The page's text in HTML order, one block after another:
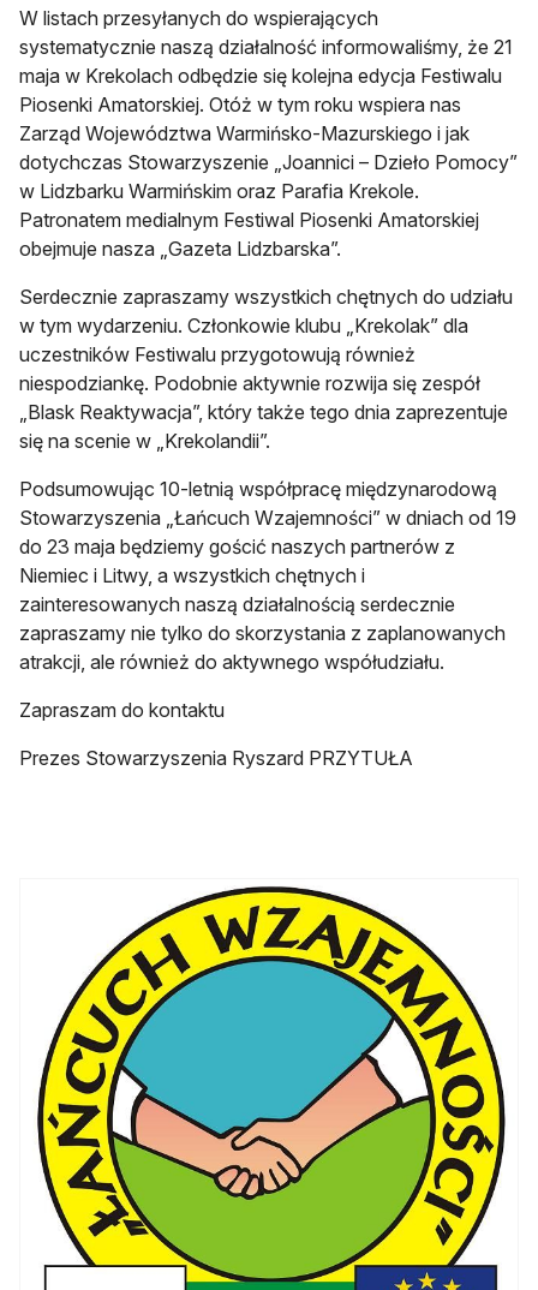
W listach przesyłanych do wspierających
systematycznie naszą działalność informowaliśmy, że 21
maja w Krekolach odbędzie się kolejna edycja Festiwalu
Piosenki Amatorskiej. Otóż w tym roku wspiera nas
Zarząd Województwa Warmińsko-Mazurskiego i jak
dotychczas Stowarzyszenie „Joannici – Dzieło Pomocy”
w Lidzbarku Warmińskim oraz Parafia Krekole.
Patronatem medialnym Festiwal Piosenki Amatorskiej
obejmuje nasza „Gazeta Lidzbarska”.
Serdecznie zapraszamy wszystkich chętnych do udziału
w tym wydarzeniu. Członkowie klubu „Krekolak” dla
uczestników Festiwalu przygotowują również
niespodziankę. Podobnie aktywnie rozwija się zespół
„Blask Reaktywacja”, który także tego dnia zaprezentuje
się na scenie w „Krekolandii”.
Podsumowując 10-letnią współpracę międzynarodową
Stowarzyszenia „Łańcuch Wzajemności” w dniach od 19
do 23 maja będziemy gościć naszych partnerów z
Niemiec i Litwy, a wszystkich chętnych i
zainteresowanych naszą działalnością serdecznie
zapraszamy nie tylko do skorzystania z zaplanowanych
atrakcji, ale również do aktywnego współudziału.
Zapraszam do kontaktu
Prezes Stowarzyszenia Ryszard PRZYTUŁA